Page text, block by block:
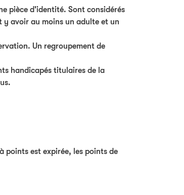
pièce d'identité. Sont considérés
y avoir au moins un adulte et un
Un regroupement de
handicapés titulaires de la
points est expirée, les points de